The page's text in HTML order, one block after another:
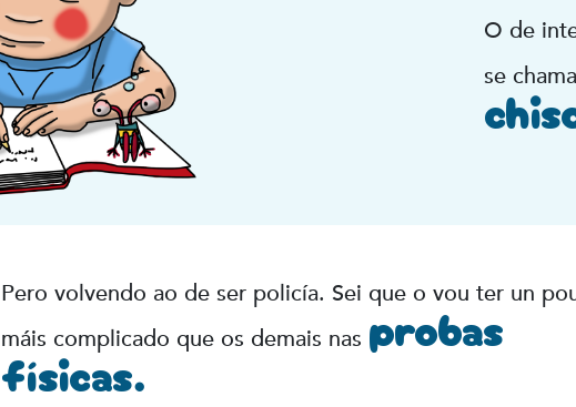
O de
se
Pero volvendo ao de ser policía. Sei que o vou ter un
máis complicado que os demais nas probas
físicas.